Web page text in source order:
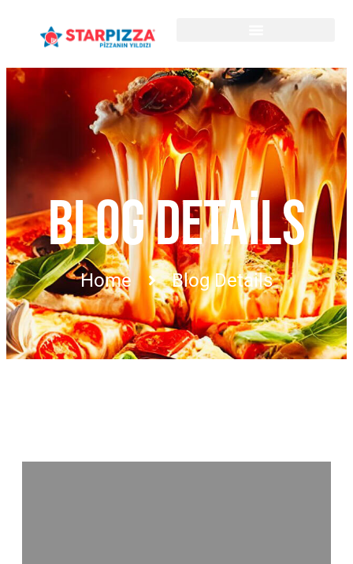
BLOG DETAILS
Home Blog Details